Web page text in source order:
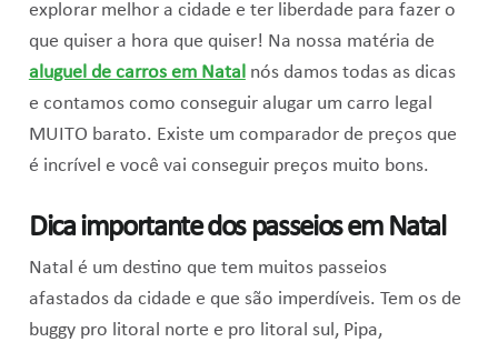
explorar melhor a cidade e ter liberdade para fazer o
que quiser a hora que quiser! Na nossa matéria de
aluguel de carros em Natalnós damos todas as dicas
e contamos como conseguir alugar um carro legal
MUITO barato. Existe um comparador de preços que
é incrível e você vai conseguir preços muito bons.
Dica importante dos passeios em Natal
Natal é um destino que tem muitos passeios
afastados da cidade e que são imperdíveis. Tem os de
buggy pro litoral norte e pro litoral sul, Pipa,